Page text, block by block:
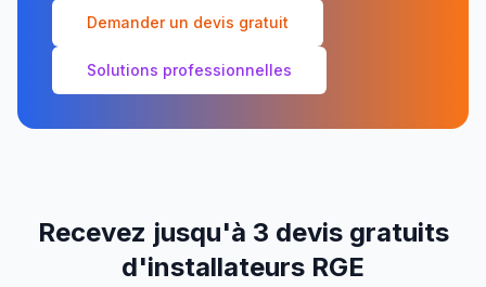
Demander un devis gratuit
Solutions professionnelles
Recevez jusqu'à 3 devis gratuits
d'installateurs RGE